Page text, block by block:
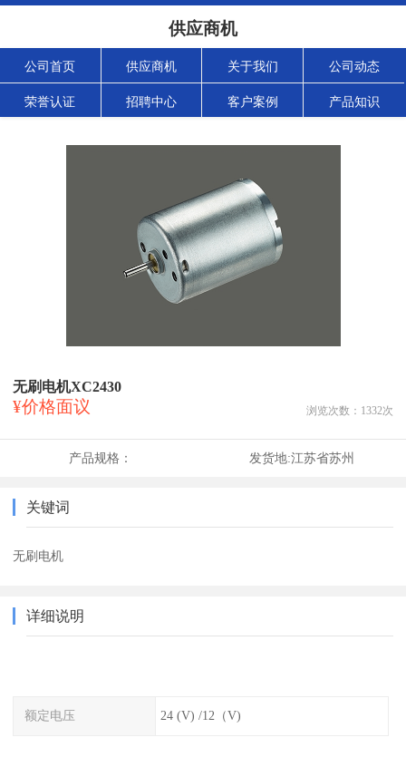
供应商机
公司首页 供应商机 关于我们 公司动态
荣誉认证 招聘中心 客户案例 产品知识
无刷电机XC2430
¥价格面议 浏览次数： 1332次
产品规格： 发货地:江苏省苏州
关键词
无刷电机
详细说明
额定电压 24 (V) /12（V)